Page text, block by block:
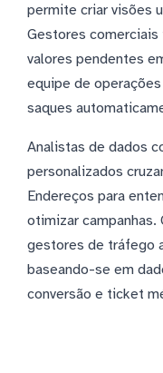
permite criar visões
Gestores
valores pendentes
equipe de
saques
Analistas de dados
personalizados
Endereços para
otimizar
gestores de tráfego
baseando-se em
conversão e ticket